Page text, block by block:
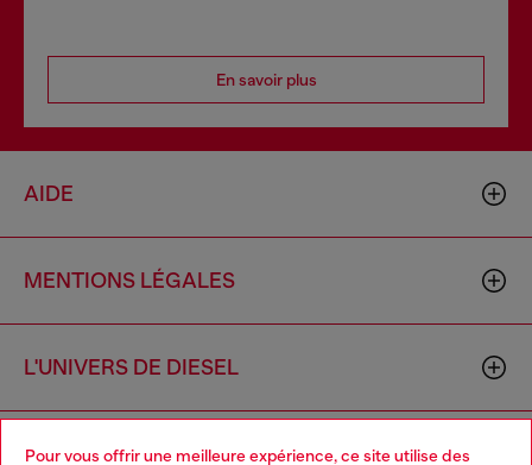
Pour vous offrir une meilleure expérience, ce site utilise des
En savoir plus
AIDE
MENTIONS LÉGALES
L'UNIVERS DE DIESEL
CORPORATE